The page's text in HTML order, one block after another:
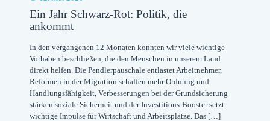
Ein Jahr Schwarz-Rot: Politik, die
ankommt
In den vergangenen 12 Monaten konnten wir viele wichtige
Vorhaben beschließen, die den Menschen in unserem Land
direkt helfen. Die Pendlerpauschale entlastet Arbeitnehmer,
Reformen in der Migration schaffen mehr Ordnung und
Handlungsfähigkeit, Verbesserungen bei der Grundsicherung
stärken soziale Sicherheit und der Investitions-Booster setzt
wichtige Impulse für Wirtschaft und Arbeitsplätze. Das[…]